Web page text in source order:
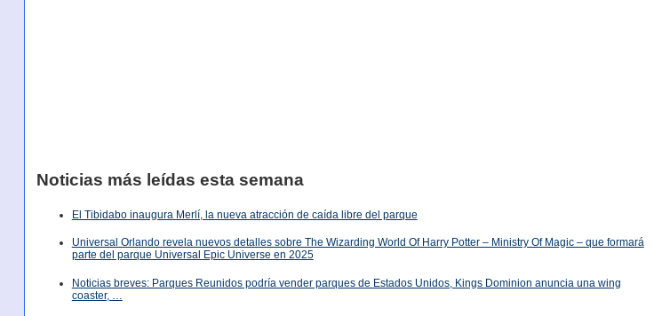
Noticias más leídas esta semana
El Tibidabo inaugura Merlí, la nueva atracción de caída libre del parque
Universal Orlando revela nuevos detalles sobre The Wizarding World Of Harry Potter – Ministry Of Magic – que formará
parte del parque Universal Epic Universe en 2025
Noticias breves: Parques Reunidos podría vender parques de Estados Unidos, Kings Dominion anuncia una wing
coaster, …